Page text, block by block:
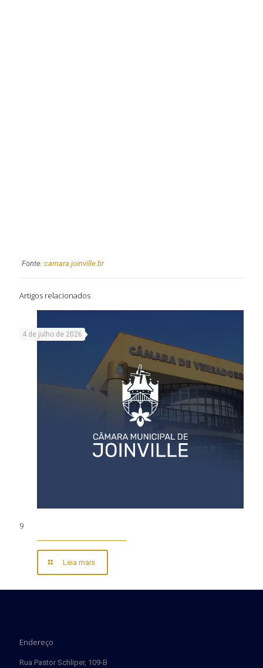
Fonte: camara.joinville.br
Artigos relacionados
4 de julho de 2026
9
Leia mais
Endereço
Rua Pastor Schliper, 109-B